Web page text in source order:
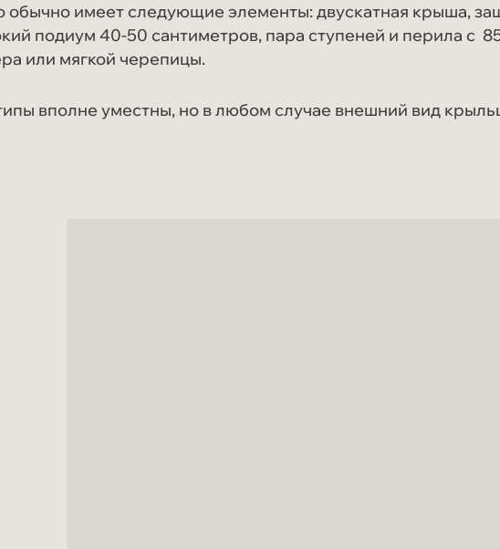
обычно имеет следующие элементы: двускатная крыша,
подиум 40-50 сантиметров, пара ступеней и перила с
или мягкой черепицы.
вполне уместны, но в любом случае внешний вид